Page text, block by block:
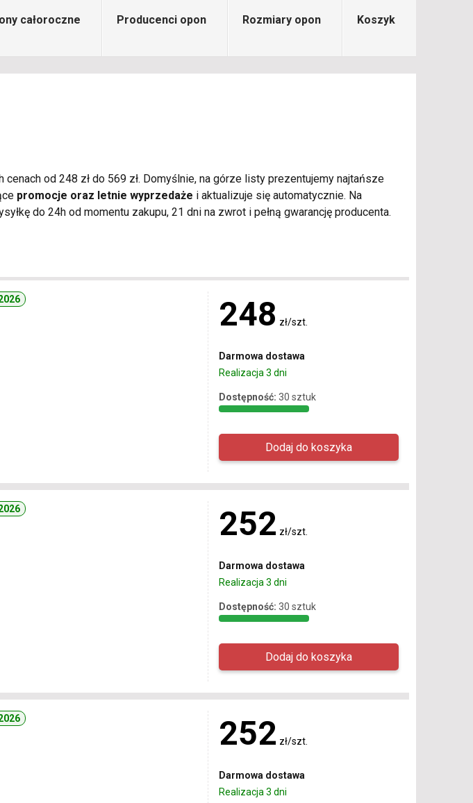
całoroczne Producenci opon Rozmiary opon Koszyk
cenach od 248 zł do 569 zł. Domyślnie, na górze listy prezentujemy najtańsze
promocje oraz letnie wyprzedaże i aktualizuje się automatycznie. Na
do 24h od momentu zakupu, 21 dni na zwrot i pełną gwarancję producenta.
248 zł/szt.
Darmowa dostawa
Realizacja 3 dni
Dostępność: 30 sztuk
252 zł/szt.
Darmowa dostawa
Realizacja 3 dni
Dostępność: 30 sztuk
252 zł/szt.
Darmowa dostawa
Realizacja 3 dni